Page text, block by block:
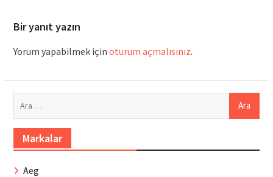
Bir yanıt yazın
Yorum yapabilmek için oturum açmalısınız.
Markalar
Aeg